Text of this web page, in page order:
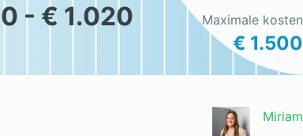
Maximale kosten
€ 1.500
- € 1.020
Miriam